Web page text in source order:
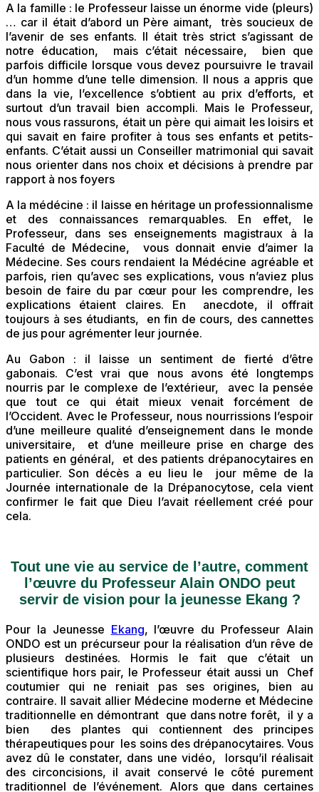
A la famille : le Professeur laisse un énorme vide (pleurs)
… car il était d’abord un Père aimant, très soucieux de
l’avenir de ses enfants. Il était très strict s’agissant de
notre éducation, mais c’était nécessaire, bien que
parfois difficile lorsque vous devez poursuivre le travail
d’un homme d’une telle dimension. Il nous a appris que
dans la vie, l’excellence s’obtient au prix d’efforts, et
surtout d’un travail bien accompli. Mais le Professeur,
nous vous rassurons, était un père qui aimait les loisirs et
qui savait en faire profiter à tous ses enfants et petits-
enfants. C’était aussi un Conseiller matrimonial qui savait
nous orienter dans nos choix et décisions à prendre par
rapport à nos foyers
A la médécine : il laisse en héritage un professionnalisme
et des connaissances remarquables. En effet, le
Professeur, dans ses enseignements magistraux à la
Faculté de Médecine, vous donnait envie d’aimer la
Médecine. Ses cours rendaient la Médécine agréable et
parfois, rien qu’avec ses explications, vous n’aviez plus
besoin de faire du par cœur pour les comprendre, les
explications étaient claires. En anecdote, il offrait
toujours à ses étudiants, en fin de cours, des cannettes
de jus pour agrémenter leur journée.
Au Gabon : il laisse un sentiment de fierté d’être
gabonais. C’est vrai que nous avons été longtemps
nourris par le complexe de l’extérieur, avec la pensée
que tout ce qui était mieux venait forcément de
l’Occident. Avec le Professeur, nous nourrissions l’espoir
d’une meilleure qualité d’enseignement dans le monde
universitaire, et d’une meilleure prise en charge des
patients en général, et des patients drépanocytaires en
particulier. Son décès a eu lieu le jour même de la
Journée internationale de la Drépanocytose, cela vient
confirmer le fait que Dieu l’avait réellement créé pour
cela.
Tout une vie au service de l’autre, comment
l’œuvre du Professeur Alain ONDO peut
servir de vision pour la jeunesse Ekang ?
Pour la Jeunesse Ekang, l’œuvre du Professeur Alain
ONDO est un précurseur pour la réalisation d’un rêve de
plusieurs destinées. Hormis le fait que c’était un
scientifique hors pair, le Professeur était aussi un Chef
coutumier qui ne reniait pas ses origines, bien au
contraire. Il savait allier Médecine moderne et Médecine
traditionnelle en démontrant que dans notre forêt, il y a
bien des plantes qui contiennent des principes
thérapeutiques pour les soins des drépanocytaires. Vous
avez dû le constater, dans une vidéo, lorsqu’il réalisait
des circoncisions, il avait conservé le côté purement
traditionnel de l’événement. Alors que dans certaines